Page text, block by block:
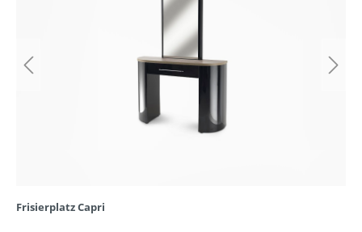
Frisierplatz Capri